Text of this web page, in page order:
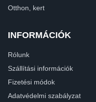
Otthon, kert
INFORMÁCIÓK
Rólunk
Szállítási információk
Fizetési módok
Adatvédelmi szabályzat